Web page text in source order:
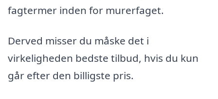
fagtermer inden for murerfaget.
Derved misser du måske det i
virkeligheden bedste tilbud, hvis du kun
går efter den billigste pris.